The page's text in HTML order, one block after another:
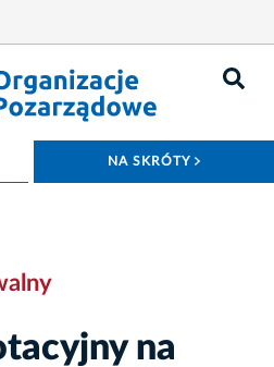
NA SKRÓTY
na